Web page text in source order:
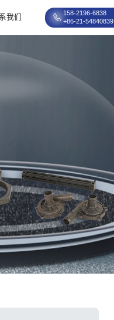
158-2196-6838
+86-21-54840839
我们